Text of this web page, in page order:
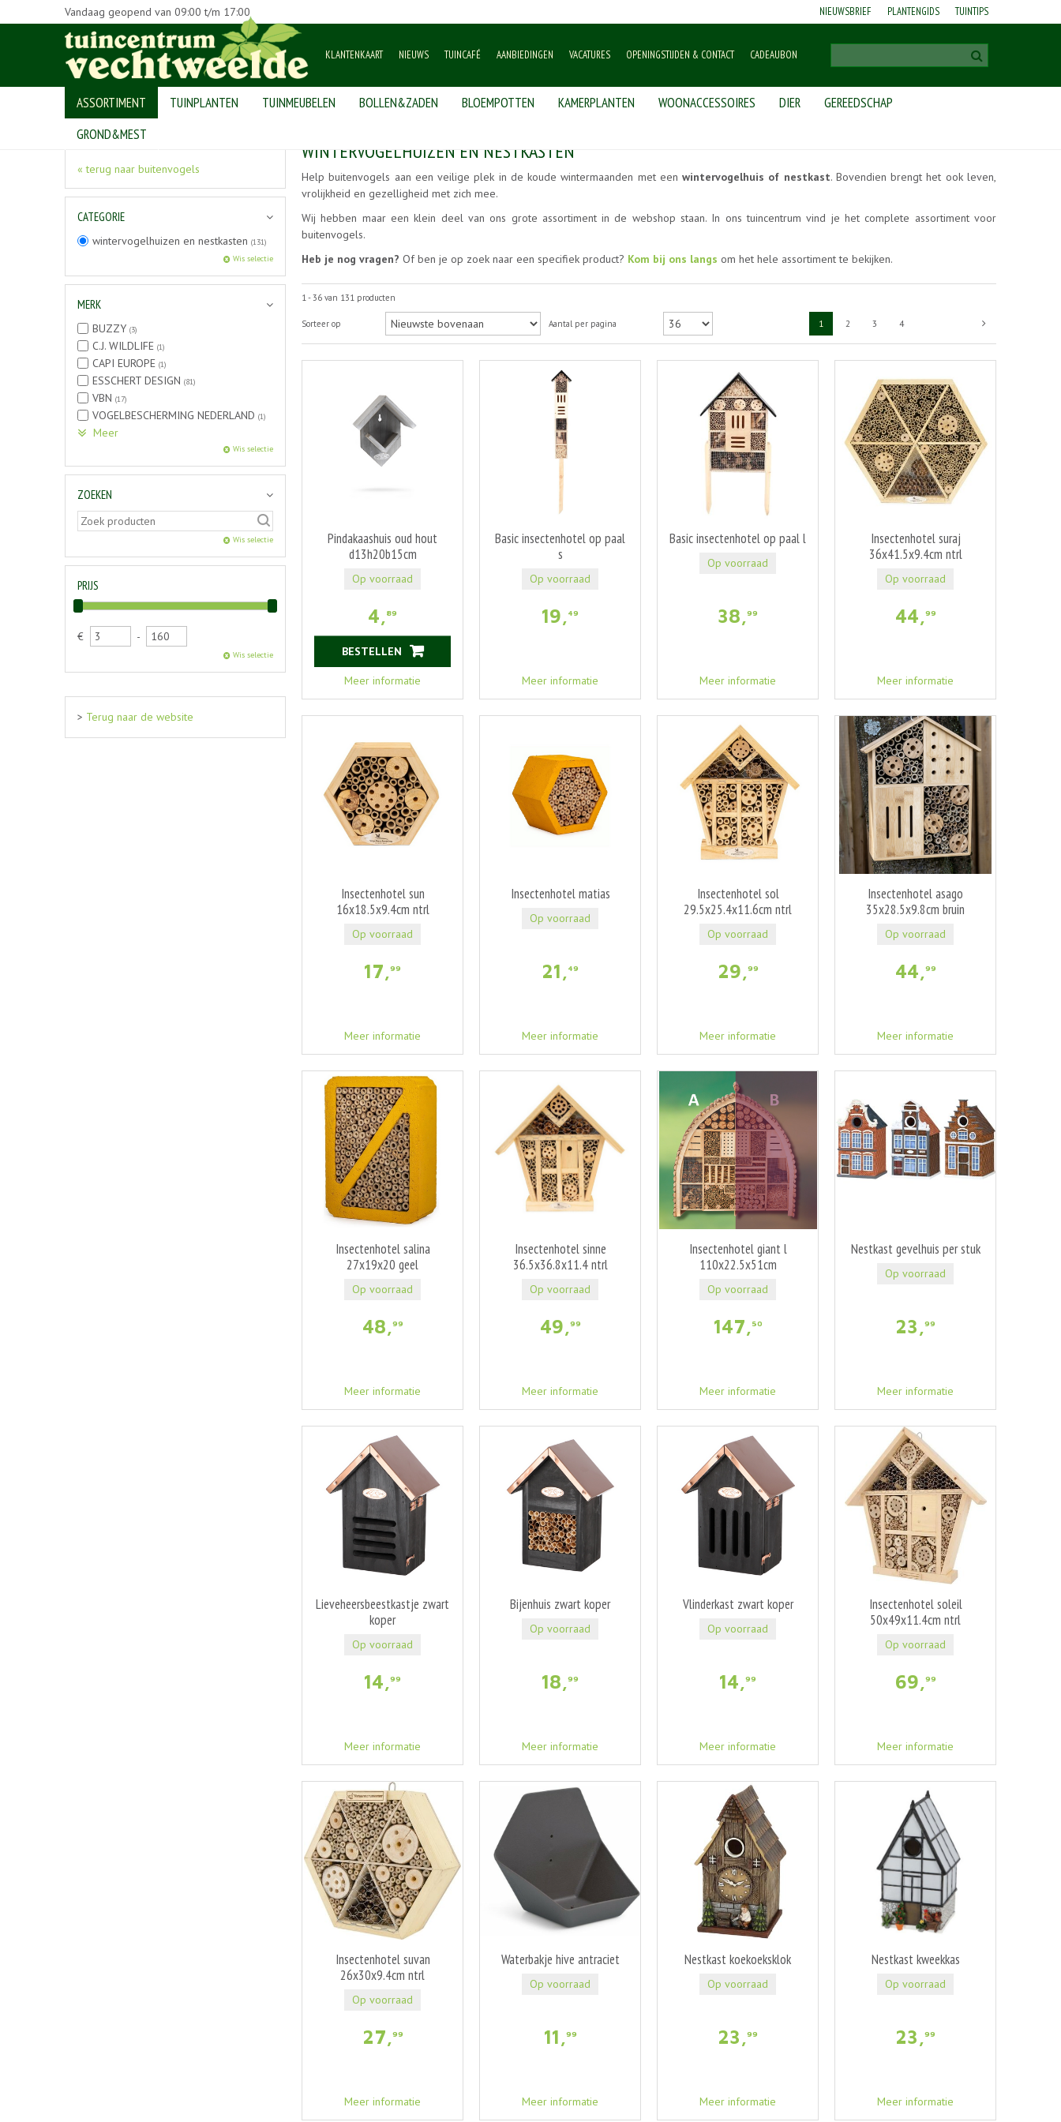
Home > Producten
Vandaag geopend van 09:00 t/m 17:00 NIEUWSBRIEF PLANTENGIDS TUINTIPS
KLANTENKAART NIEUWS TUINCAFÉ AANBIEDINGEN VACATURES OPENINGSTIJDEN & CONTACT CADEAUBON
ASSORTIMENT TUINPLANTEN TUINMEUBELEN BOLLEN&ZADEN BLOEMPOTTEN KAMERPLANTEN WOONACCESSOIRES DIER
GEREEDSCHAP
GROND&MEST
WINTERVOGELHUIZEN EN NESTKASTEN
Help buitenvogels aan een veilige plek in de koude wintermaanden met eenwintervogelhuis of nestkast. Bovendien brengt het ook leven,
vrolijkheid en gezelligheid met zich mee.
Wij hebben maar een klein deel van ons grote assortiment in de webshop staan. In ons tuincentrum vind je het complete assortiment voor
buitenvogels.
Heb je nog vragen? Of ben je op zoek naar een specifiek product? Kom bij ons langs om het hele assortiment te bekijken.
1 - 36 van 131 producten
Aantal per pagina
Sorteer op 1 2 3 4
Pindakaashuis oud hout
d13h20b15cm
4,89
Meer informatie
BESTELLEN
Op voorraad
Basic insectenhotel op paal
s
19,49
Meer informatie
Op voorraad
Basic insectenhotel op paal l
38,99
Meer informatie
Op voorraad
Insectenhotel suraj
36x41.5x9.4cm ntrl
44,99
Meer informatie
Op voorraad
Insectenhotel sun
16x18.5x9.4cm ntrl
17,99
Meer informatie
Op voorraad
Insectenhotel matias
21,49
Meer informatie
Op voorraad
Insectenhotel sol
29.5x25.4x11.6cm ntrl
29,99
Meer informatie
Op voorraad
Insectenhotel asago
35x28.5x9.8cm bruin
44,99
Meer informatie
Op voorraad
Insectenhotel salina
27x19x20 geel
48,99
Meer informatie
Op voorraad
Insectenhotel sinne
36.5x36.8x11.4 ntrl
49,99
Meer informatie
Op voorraad
Insectenhotel giant l
110x22.5x51cm
147,50
Meer informatie
Op voorraad
Nestkast gevelhuis per stuk
23,99
Meer informatie
Op voorraad
Lieveheersbeestkastje zwart
koper
14,99
Meer informatie
Op voorraad
Bijenhuis zwart koper
18,99
Meer informatie
Op voorraad
Vlinderkast zwart koper
14,99
Meer informatie
Op voorraad
Insectenhotel soleil
50x49x11.4cm ntrl
69,99
Meer informatie
Op voorraad
Insectenhotel suvan
26x30x9.4cm ntrl
27,99
Meer informatie
Op voorraad
Waterbakje hive antraciet
11,99
Meer informatie
Op voorraad
Nestkast koekoeksklok
23,99
Meer informatie
Op voorraad
Nestkast kweekkas
23,99
Meer informatie
Op voorraad
« terug naar buitenvogels
CATEGORIE
wintervogelhuizen en nestkasten (131)
Wis selectie
MERK
BUZZY (3)
C.J. WILDLIFE (1)
CAPI EUROPE (1)
ESSCHERT DESIGN (81)
VBN (17)
VOGELBESCHERMING NEDERLAND (1)
Meer
Wis selectie
ZOEKEN
Wis selectie
PRIJS
€ -
Wis selectie
> Terug naar de website